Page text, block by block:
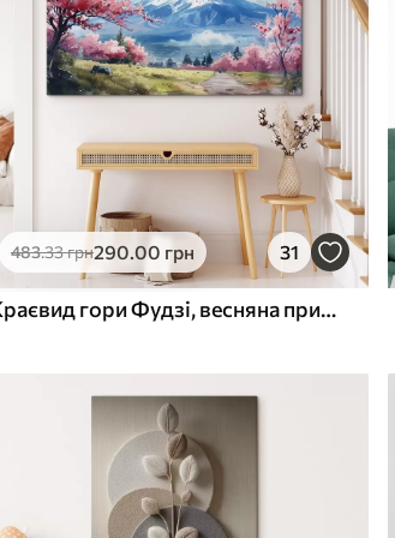
з текстурою
матеріал
✓
Поверхня з текстурою
полотна
✓Екологічний матеріал
483.33грн290.00 грн 31
Краєвид гори Фудзі, весняна природа, вишневі дерева, японський